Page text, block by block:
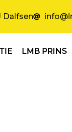
Dalfsen
LMB PRINS